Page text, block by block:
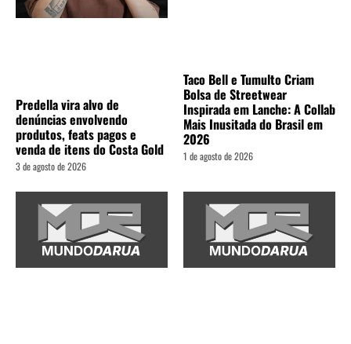
Predella vira alvo de
denúncias envolvendo
produtos, feats pagos e
venda de itens do Costa Gold
3 de agosto de 2026
Taco Bell e Tumulto Criam
Bolsa de Streetwear
Inspirada em Lanche: A Collab
Mais Inusitada do Brasil em
2026
1 de agosto de 2026